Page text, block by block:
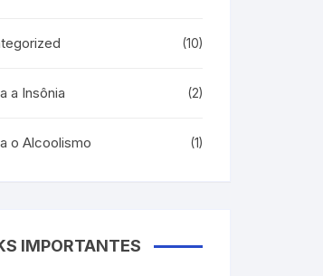
(10)
a Insônia (2)
o Alcoolismo (1)
IMPORTANTES